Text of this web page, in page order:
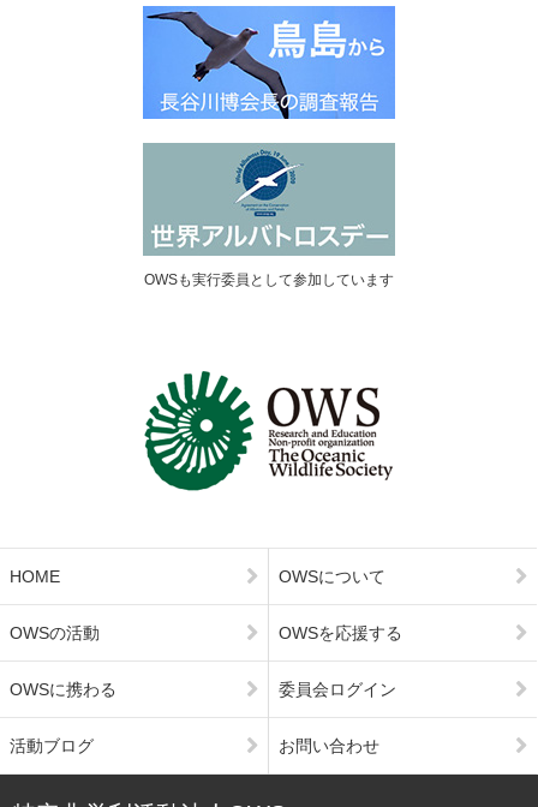
OWSも実行委員として参加しています
HOME
OWSの活動
OWSに携わる
活動ブログ
OWSについて
OWSを応援する
委員会ログイン
お問い合わせ